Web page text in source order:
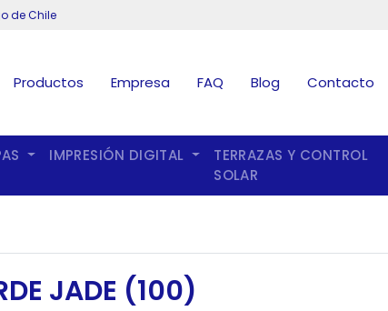
de Chile
Productos Empresa FAQ Blog Contacto
IMPRESIÓN DIGITAL
TERRAZAS Y CONTROL
SOLAR
JADE (100)